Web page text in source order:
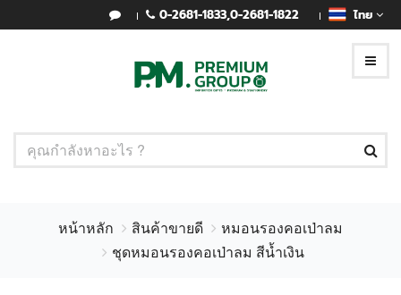
0-2681-1833,0-2681-1822 ไทย
หน้าหลัก สินค้าขายดี
หมอนรองคอเป่าลม
ชุดหมอนรองคอเป่าลม สีน้ำเงิน